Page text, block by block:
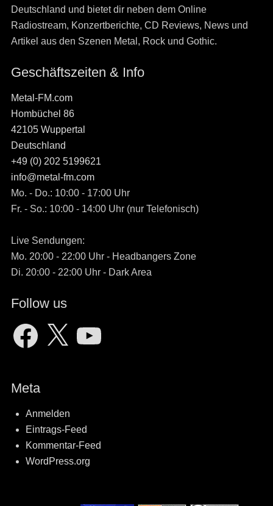
Deutschland und bietet dir neben dem Online
Radiostream, Konzertberichte, CD Reviews, News und
Artikel aus den Szenen Metal, Rock und Gothic.
Geschäftszeiten & Info
Metal-FM.com
Hombüchel 86
42105 Wuppertal
Deutschland
+49 (0) 202 5199621
info@metal-fm.com
Mo. - Do.: 10:00 - 17:00 Uhr
Fr. - So.: 10:00 - 14:00 Uhr (nur Telefonisch)
Live Sendungen:
Mo. 20:00 - 22:00 Uhr - Headbangers Zone
Di. 20:00 - 22:00 Uhr - Dark Area
Follow us
Facebook
X YouTube
Meta
Anmelden
Eintrags-Feed
Kommentar-Feed
WordPress.org